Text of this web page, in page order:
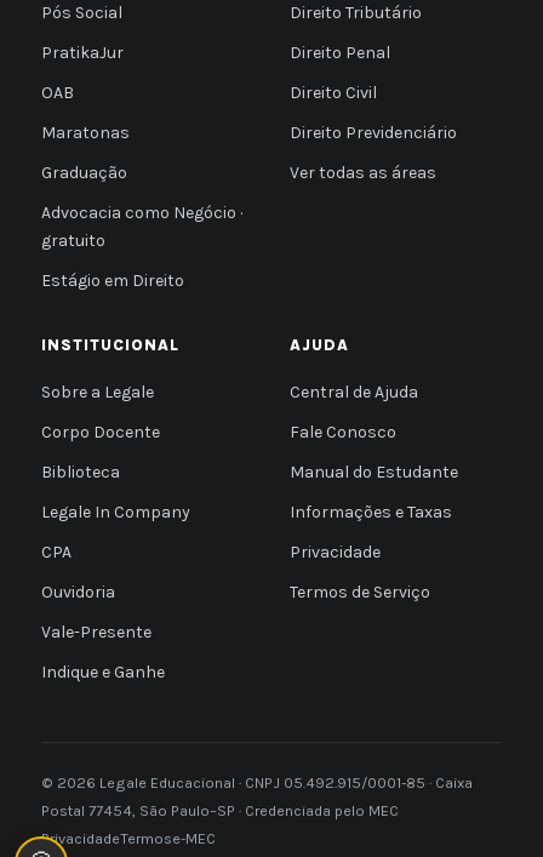
Pós Social
PratikaJur
OAB
Maratonas
Graduação
Advocacia como Negócio ·
gratuito
Estágio em Direito
Direito Tributário
Direito Penal
Direito Civil
Direito Previdenciário
Ver todas as áreas
INSTITUCIONAL
Sobre a Legale
Corpo Docente
Biblioteca
Legale In Company
CPA
Ouvidoria
Vale-Presente
Indique e Ganhe
AJUDA
Central de Ajuda
Fale Conosco
Manual do Estudante
Informações e Taxas
Privacidade
Termos de Serviço
© 2026 Legale Educacional · CNPJ 05.492.915/0001-85 · Caixa
Postal 77454, São Paulo–SP · Credenciada pelo MEC
PrivacidadeTermose-MEC